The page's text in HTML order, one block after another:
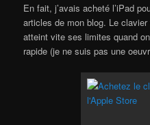
En fait, j’avais acheté l’iPad
articles de mon blog. Le
atteint vite ses limites quand
rapide (je ne suis pas une